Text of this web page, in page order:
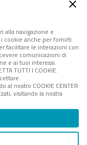
iscritta
di Roma -
resp. Michela
Direzione e
S.p.A. - FPA s.r.l.
di management
- R.E.A. Roma
alla navigazione e
cookie anche per fornirti
facilitare le interazioni con
comunicazioni di
e ai tuoi interessi.
TUTTI I COOKIE.
nostro COOKIE CENTER
visitando la nostra